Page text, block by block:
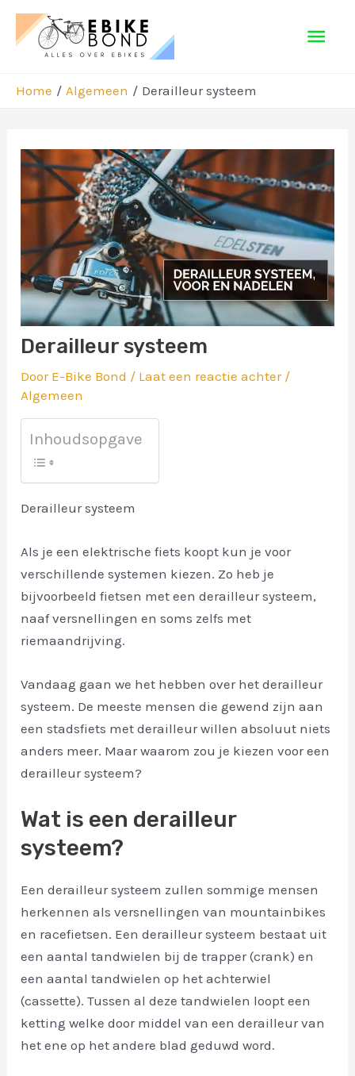
naar
Home Algemeen Derailleur systeem
Derailleur systeem
Door E-Bike Bond / Laat een reactie achter /
Algemeen
Inhoudsopgave
Derailleur systeem
Als je een elektrische fiets koopt kun je voor
verschillende systemen kiezen. Zo heb je
bijvoorbeeld fietsen met een derailleur systeem,
naaf versnellingen en soms zelfs met
riemaandrijving.
Vandaag gaan we het hebben over het derailleur
systeem. De meeste mensen die gewend zijn aan
een stadsfiets met derailleur willen absoluut niets
anders meer. Maar waarom zou je kiezen voor een
derailleur systeem?
Wat is een derailleur
systeem?
Een derailleur systeem zullen sommige mensen
herkennen als versnellingen van mountainbikes
en racefietsen. Een derailleur systeem bestaat uit
een aantal tandwielen bij de trapper (crank) en
een aantal tandwielen op het achterwiel
(cassette). Tussen al deze tandwielen loopt een
ketting welke door middel van een derailleur van
het ene op het andere blad geduwd word.